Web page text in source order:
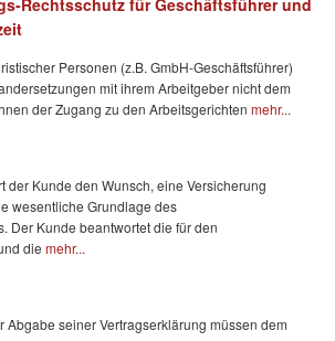
Rechtsschutz für Geschäftsführer und
Personen (z.B. GmbH-Geschäftsführer)
mit ihrem Arbeitgeber nicht dem
der Zugang zu den Arbeitsgerichten mehr...
der Kunde den Wunsch, eine Versicherung
wesentliche Grundlage des
Der Kunde beantwortet die für den
die mehr...
Abgabe seiner Vertragserklärung müssen dem